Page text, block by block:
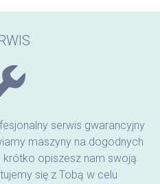
serwis gwarancyjny
maszyny na dogodnych
krótko opiszesz nam swoją
się z Tobą w celu